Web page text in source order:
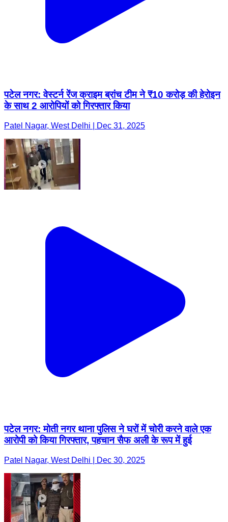
पटेल नगर: वेस्टर्न रेंज क्राइम ब्रांच टीम ने ₹10 करोड़ की हेरोइन
के साथ 2 आरोपियों को गिरफ्तार किया
Patel Nagar, West Delhi | Dec 31, 2025
पटेल नगर: मोती नगर थाना पुलिस ने घरों में चोरी करने वाले एक
आरोपी को किया गिरफ्तार, पहचान सैफ अली के रूप में हुई
Patel Nagar, West Delhi | Dec 30, 2025